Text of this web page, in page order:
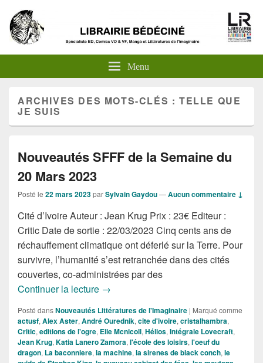
Menu
ARCHIVES DES MOTS-CLÉS :TELLE QUE
JE SUIS
Nouveautés SFFF de la Semaine du
20 Mars 2023
Posté le 22 mars 2023parSylvain Gaydou—Aucun commentaire ↓
Cité d’Ivoire Auteur : Jean Krug Prix : 23€ Editeur :
Critic Date de sortie : 22/03/2023 Cinq cents ans de
réchauffement climatique ont déferlé sur la Terre. Pour
survivre, l’humanité s’est retranchée dans des cités
couvertes, co-administrées par des
Continuer la lecture Nouveautés SFFF de la Semaine du
→
Posté dansNouveautés Littératures de l'Imaginaire | Marqué comme
actusf, Alex Aster, André Ourednik, cite d'ivoire, cristalhambra,
Critic, editions de l'ogre, Elle Mcnicoll, Hélios, Intégrale Lovecraft,
Jean Krug, Katia Lanero Zamora, l'école des loisirs, l'oeuf du
dragon, La baconniere, la machine, la sirenes de black conch, le